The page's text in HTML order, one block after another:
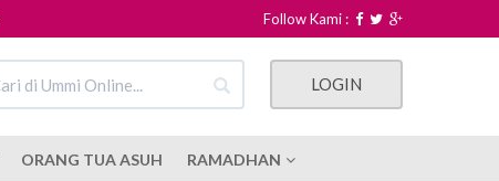
Follow Kami :
LOGIN
ORANG TUA ASUH RAMADHAN